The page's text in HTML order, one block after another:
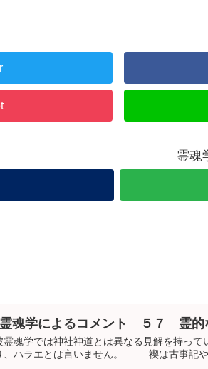
霊魂
魂学によるコメント ５７ 霊的
魂学では神社神道とは異なる見解を持っ
、ハラエとは言いません。 禊は古事記や